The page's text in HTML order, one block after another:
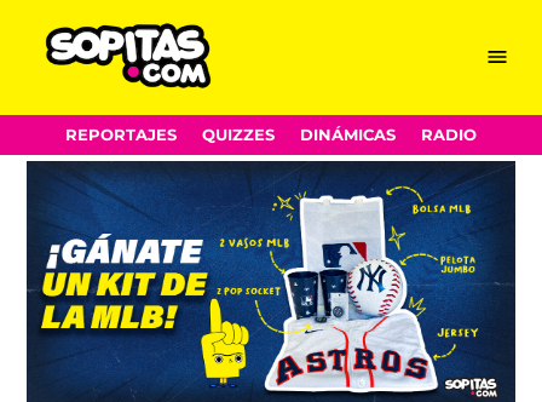
Skip
to
content
Menu
REPORTAJES QUIZZES DINÁMICAS RADIO